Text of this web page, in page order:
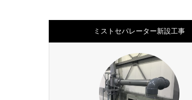
ミストセパレーター新設工事